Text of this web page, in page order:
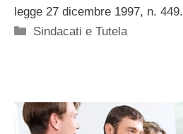
legge 27 dicembre 1997, n. 449.
Categorie
Sindacati e Tutela